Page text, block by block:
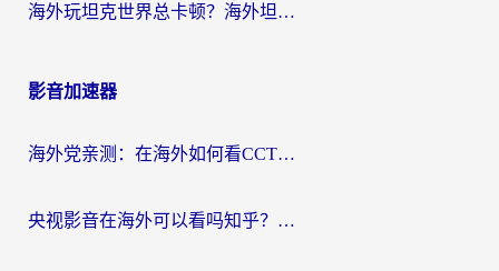
海外玩坦克世界总卡顿？海外坦克世界加速器有哪些？实测好用的选择在这里
影音加速器
海外党亲测：在海外如何看CCTV？告别“仅限大陆播放”的实用指南
央视影音在海外可以看吗知乎？留学生亲测：3步解决地域限制+追剧自由